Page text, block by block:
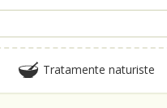
Tratamente naturiste